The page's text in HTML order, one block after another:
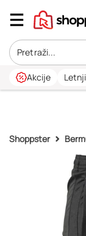
Akcije
Shoppster